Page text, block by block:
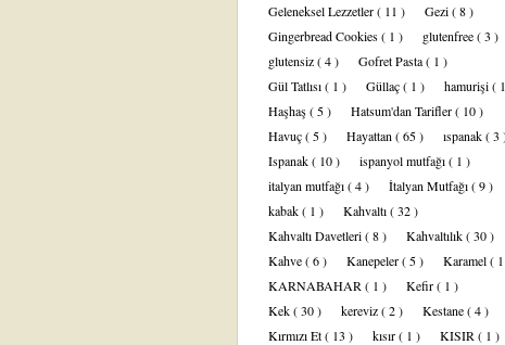
Geleneksel Lezzetler( 11 ) Gezi( 8 )
Gingerbread Cookies( 1 ) glutenfree( 3 )
glutensiz( 4 ) Gofret Pasta( 1 )
Gül Tatlısı( 1 ) Güllaç( 1 ) hamurişi(
Haşhaş( 5 ) Hatsum'dan Tarifler( 10 )
Havuç( 5 ) Hayattan ( 65 ) ıspanak( 3
Ispanak( 10 ) ispanyol mutfağı( 1 )
italyan mutfağı( 4 ) İtalyan Mutfağı( 9 )
kabak( 1 ) Kahvaltı( 32 )
Kahvaltı Davetleri( 8 ) Kahvaltılık( 30 )
Kahve( 6 ) Kanepeler( 5 ) Karamel(
KARNABAHAR ( 1 ) Kefir( 1 )
Kek( 30 ) kereviz( 2 ) Kestane( 4 )
Kırmızı Et( 13 ) kısır( 1 ) KISIR ( 1 )